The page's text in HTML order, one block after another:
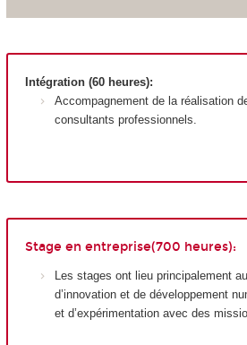
Intégration (60 heures):
Accompagnement de la réalisation
consultants professionnels.
Stage en entreprise(700 heures):
Les stages ont lieu principalement
d’innovation et de développement
et d’expérimentation avec des